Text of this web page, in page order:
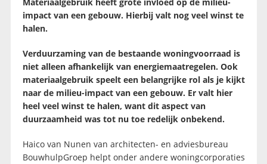
impact van een gebouw. Hierbij valt nog veel winst te
halen.
Verduurzaming van de bestaande woningvoorraad is
niet alleen afhankelijk van energiemaatregelen. Ook
materiaalgebruik speelt een belangrijke rol als je kijkt
naar de milieu-impact van een gebouw. Er valt hier
heel veel winst te halen, want dit aspect van
duurzaamheid was tot nu toe redelijk onbekend.
Haico van Nunen van architecten- en adviesbureau
BouwhulpGroep helpt onder andere woningcorporaties